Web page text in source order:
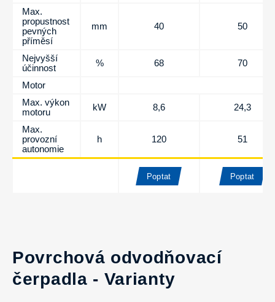
Max.
propustnost
pevných
příměsí
mm 40 50
Nejvyšší
účinnost
% 68 70
Motor
Max. výkon
motoru
kW 8,6 24,3
Max.
provozní
autonomie
h 120 51
Poptat Poptat
Povrchová odvodňovací
čerpadla - Varianty